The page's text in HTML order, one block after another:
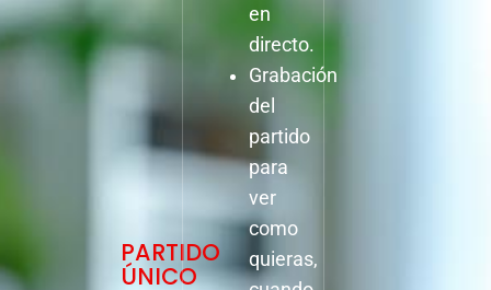
PARTIDO
ÚNICO
en
directo.
Grabación
del
partido
para
ver
como
quieras,